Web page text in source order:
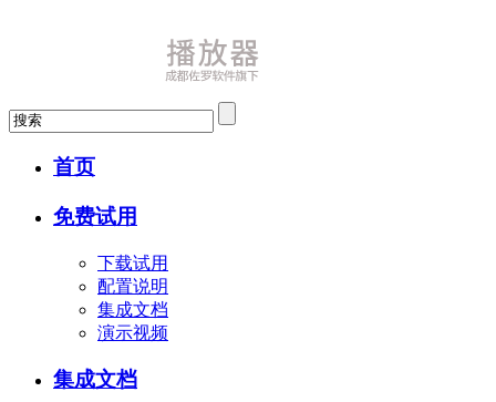
首页
免费试用
下载试用
配置说明
集成文档
演示视频
集成文档